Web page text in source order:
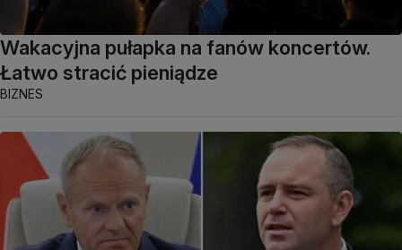
Wakacyjna pułapka na fanów koncertów.
Łatwo stracić pieniądze
BIZNES